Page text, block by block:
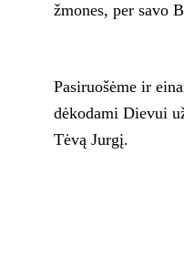
žmones, per savo
Pasiruošėme ir
dėkodami Dievui
Tėvą Jurgį.